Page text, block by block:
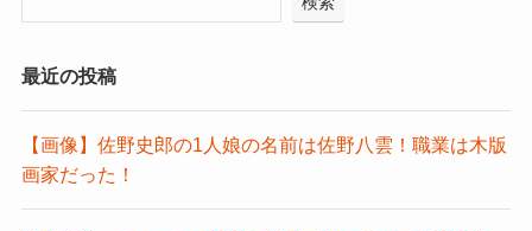
最近の投稿
【画像】佐野史郎の1人娘の名前は佐野八雲！職業は木版
画家だった！